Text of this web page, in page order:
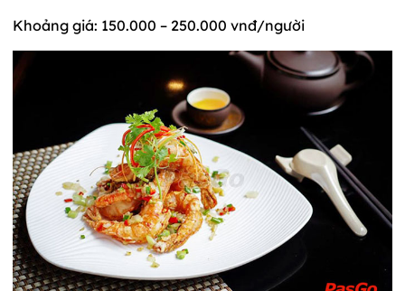
Khoảng giá: 150.000 – 250.000 vnđ/người